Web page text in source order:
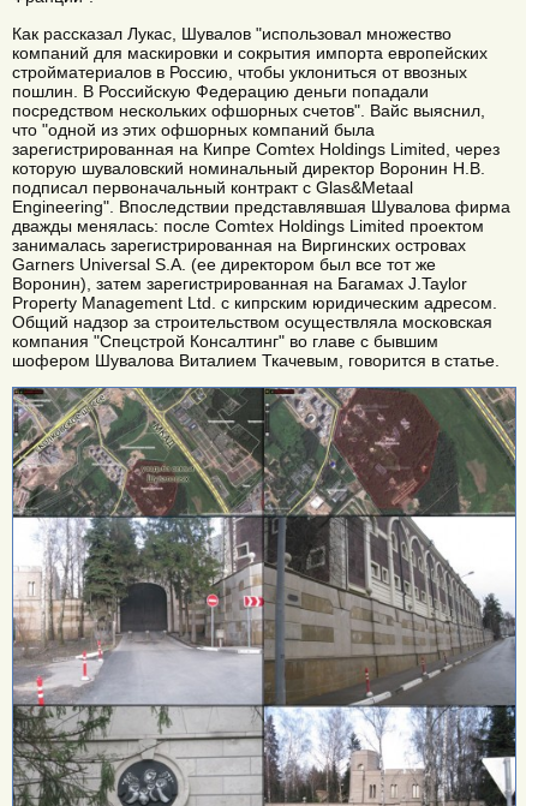
Как рассказал Лукас, Шувалов "использовал множество
компаний для маскировки и сокрытия импорта европейских
стройматериалов в Россию, чтобы уклониться от ввозных
пошлин. В Российскую Федерацию деньги попадали
посредством нескольких офшорных счетов". Вайс выяснил,
что "одной из этих офшорных компаний была
зарегистрированная на Кипре Comtex Holdings Limited, через
которую шуваловский номинальный директор Воронин Н.В.
подписал первоначальный контракт с Glas&Metaal
Engineering". Впоследствии представлявшая Шувалова фирма
дважды менялась: после Comtex Holdings Limited проектом
занималась зарегистрированная на Виргинских островах
Garners Universal S.A. (ее директором был все тот же
Воронин), затем зарегистрированная на Багамах J.Taylor
Property Management Ltd. с кипрским юридическим адресом.
Общий надзор за строительством осуществляла московская
компания "Спецстрой Консалтинг" во главе с бывшим
шофером Шувалова Виталием Ткачевым, говорится в статье.